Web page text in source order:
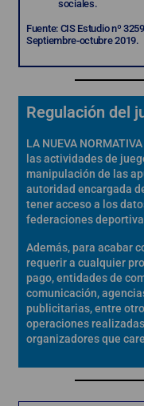
sociales.
Fuente: CIS Estudio nº
Septiembre-octubre 2019.
Regulación del
LA NUEVA
las actividades de
manipulación de las
autoridad encargada
tener acceso a los
federaciones
Además, para acabar
requerir a cualquier
pago, entidades de
comunicación,
publicitarias, entre
operaciones
organizadores que